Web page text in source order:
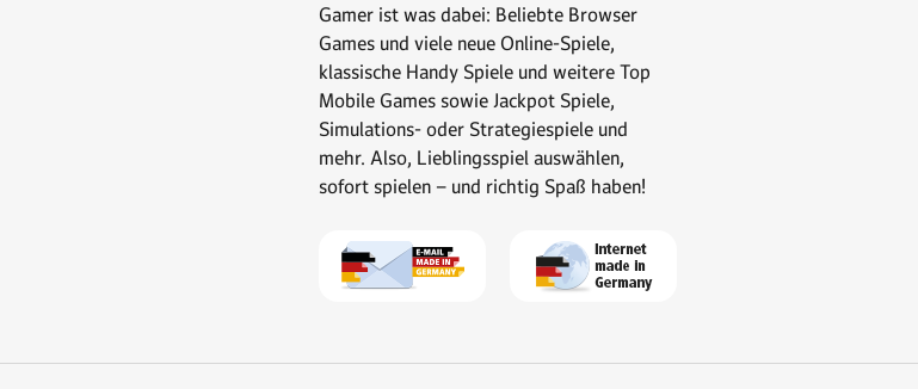
Gamer ist was dabei: Beliebte Browser
Games und viele neue Online-Spiele,
klassische Handy Spiele und weitere Top
Mobile Games sowie Jackpot Spiele,
Simulations- oder Strategiespiele und
mehr. Also, Lieblingsspiel auswählen,
sofort spielen – und richtig Spaß haben!